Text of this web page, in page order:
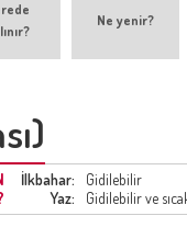
Ne yenir?
İlkbahar:
Yaz:
Gidilebilir
Gidilebilir ve